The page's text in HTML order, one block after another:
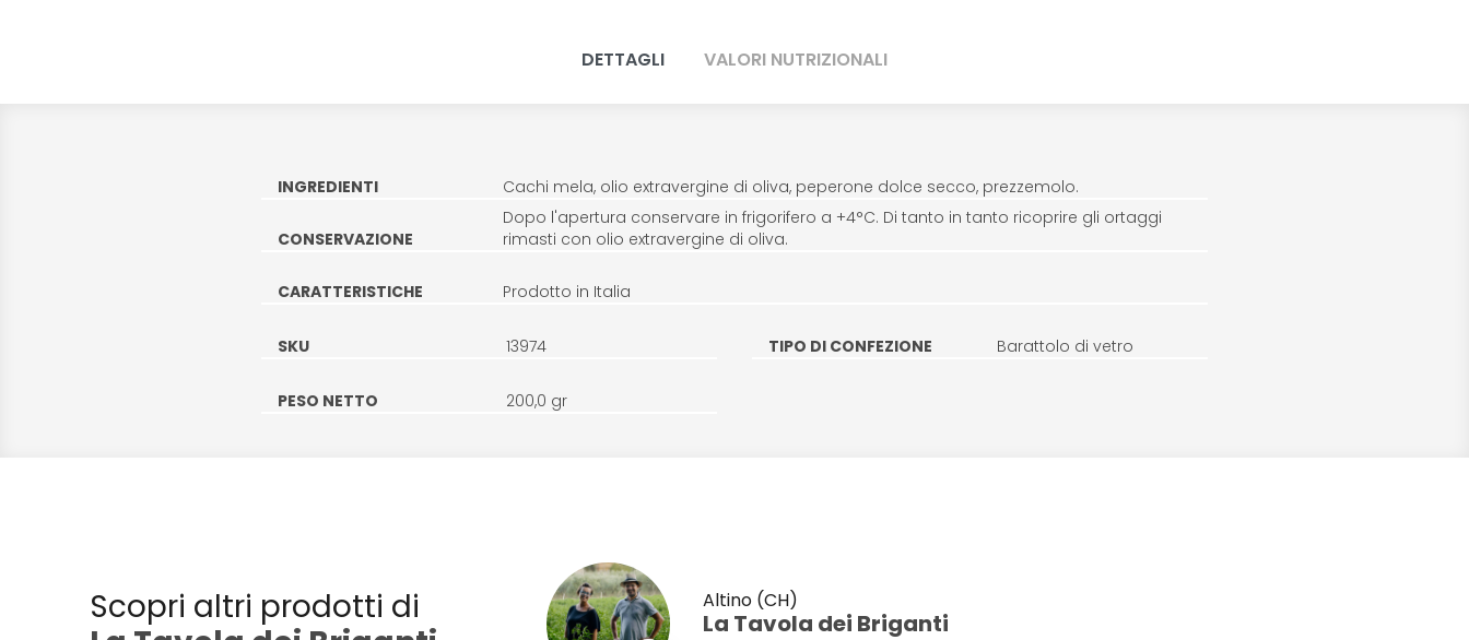
DETTAGLI VALORI NUTRIZIONALI
INGREDIENTI Cachi mela, olio extravergine di oliva, peperone dolce secco, prezzemolo.
CONSERVAZIONE
Dopo l'apertura conservare in frigorifero a +4°C. Di tanto in tanto ricoprire gli ortaggi
rimasti con olio extravergine di oliva.
CARATTERISTICHE Prodotto in Italia
SKU 13974 TIPO DI CONFEZIONE Barattolo di vetro
PESO NETTO 200,0 gr
Scopri altri prodotti di
Altino (CH)
La Tavola dei Briganti